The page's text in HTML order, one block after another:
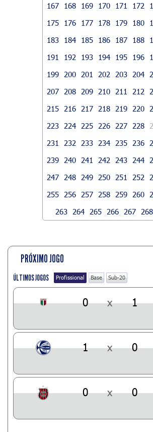
167
168 169 170 171 172
175
176 177 178 179 180
183
184 185 186 187 188
191
192 193 194 195 196
199
200 201 202 203 204
207
208 209 210 211 212
215
216 217 218 219 220
223
224 225 226 227 228
231
232 233 234 235 236
239
240 241 242 243 244
247
248 249 250 251 252
255
256 257 258 259 260
263
264 265 266 267 268
PRÓXIMO JOGO
ÚLTIMOS JOGOS Profissional Base Sub-20
0 x 1
1 x 0
0 x 0